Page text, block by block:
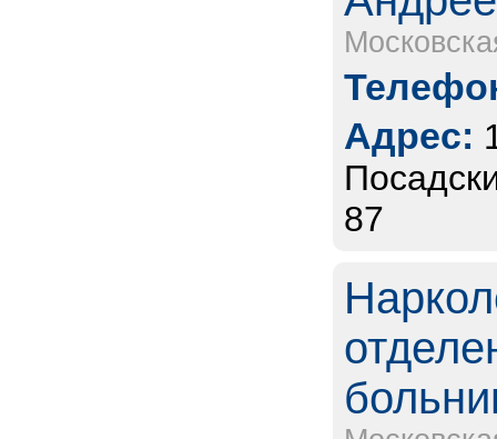
Адрес:
87